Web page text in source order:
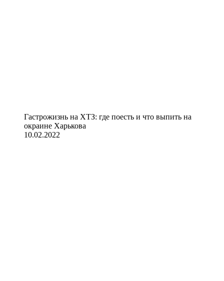
Гастрожизнь на ХТЗ: где поесть и что выпить на
окраине Харькова
10.02.2022